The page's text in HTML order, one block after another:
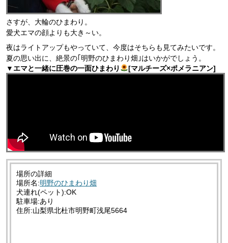
さすが、大輪のひまわり。
愛犬エマの顔よりも大き～い。
夜はライトアップもやっていて、今度はそちらも見てみたいです。
夏の思い出に、絶景の｢明野のひまわり畑｣はいかがでしょう。
▼エマと一緒に圧巻の一面ひまわり
[マルチーズ×ポメラニアン]
場所の詳細
場所名:明野のひまわり畑
犬連れ(ペット):OK
駐車場:あり
住所:山梨県北杜市明野町浅尾5664